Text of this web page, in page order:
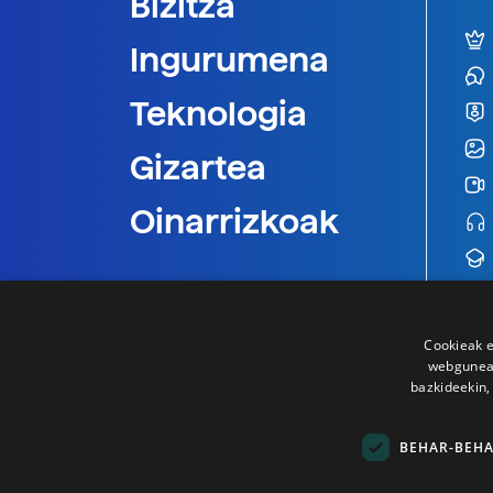
Ingurumena
Teknologia
Gizartea
Oinarrizkoak
Cookieak
BEHAR-